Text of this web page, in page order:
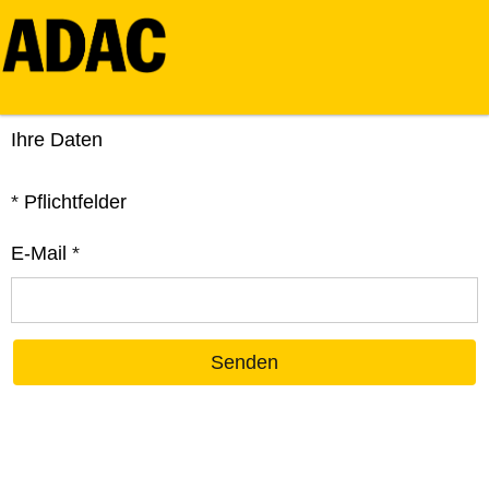
Ihre Daten
* Pflichtfelder
E-Mail *
Senden